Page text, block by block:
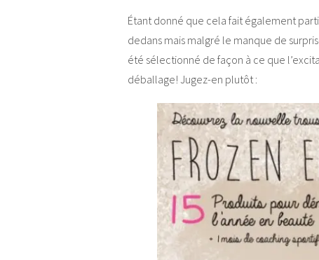
Étant donné que cela fait également
dedans mais malgré le manque de
été sélectionné de façon à ce que
déballage! Jugez-en plutôt :